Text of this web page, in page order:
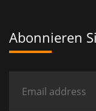
Abonnieren